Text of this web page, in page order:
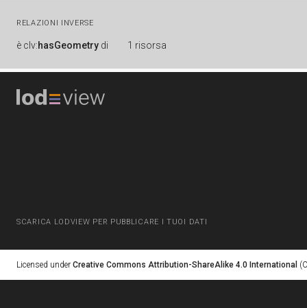
RELAZIONI INVERSE
è clv:hasGeometry di 1 risorsa
SCARICA LODVIEW PER PUBBLICARE I TUOI DATI
Licensed under Creative Commons Attribution-ShareAlike 4.0 International